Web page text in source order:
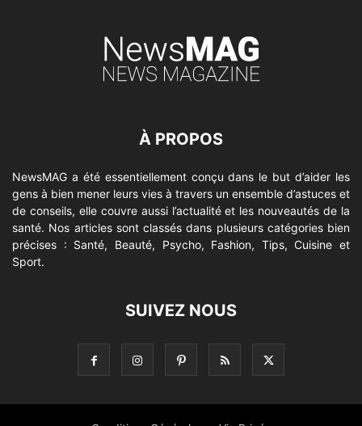
À PROPOS
NewsMAG a été essentiellement conçu dans le but d’aider les
gens à bien mener leurs vies à travers un ensemble d’astuces et
de conseils, elle couvre aussi l’actualité et les nouveautés de la
santé. Nos articles sont classés dans plusieurs catégories bien
précises : Santé, Beauté, Psycho, Fashion, Tips, Cuisine et
Sport.
SUIVEZ NOUS